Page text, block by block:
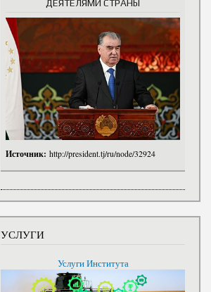
ДЕЯТЕЛЯМИ СТРАНЫ
Источник: http://president.tj/ru/node/32924
УСЛУГИ
Услуги Института